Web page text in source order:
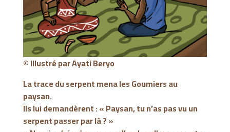
© Illustré parAyati Beryo
La trace du serpent mena les Goumiers au
paysan.
Ils lui demandèrent : « Paysan, tu n’as pas vu un
serpent passer par là ? »